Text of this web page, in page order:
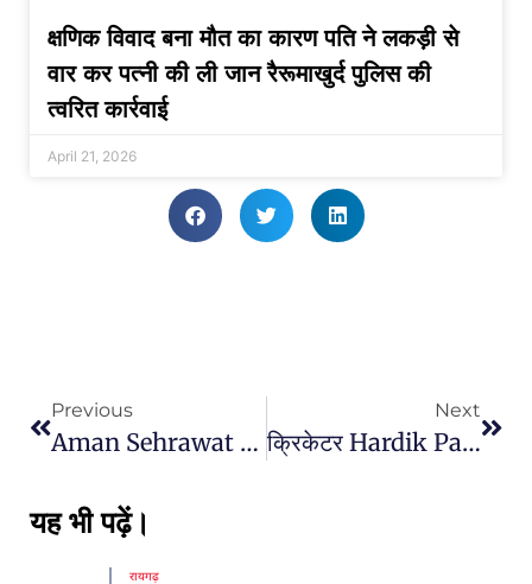
क्षणिक विवाद बना मौत का कारण पति ने लकड़ी से
वार कर पत्नी की ली जान रैरूमाखुर्द पुलिस की
त्वरित कार्रवाई
April 21, 2026
Previous
Aman Sehrawat Olympics: जानें कौन हैं अमन सेहरावत? बचपन में ही माता-पिता का निधन, दादा ने किया पालन-पोषण
Next
क्रिकेटर Hardik Pandya नताशा से ब्रेकअप के बाद आखिर किसे डेट कर रहे हैं?जानें उनके नए प्यार के बारे में
यह भी पढ़ें।
रायगढ़